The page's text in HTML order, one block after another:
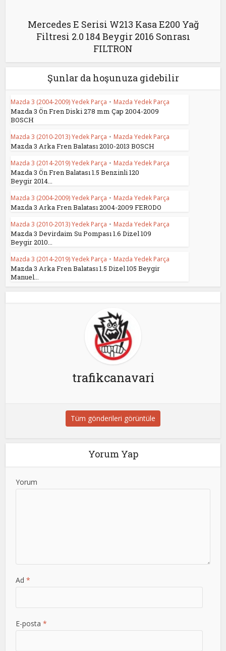
Mercedes E Serisi W213 Kasa E200 Yağ
Filtresi 2.0 184 Beygir 2016 Sonrası
FILTRON
Şunlar da hoşunuza gidebilir
Mazda 3 (2004-2009) Yedek Parça • Mazda Yedek Parça
Mazda 3 Ön Fren Diski 278 mm Çap 2004-2009
BOSCH
Mazda 3 (2010-2013) Yedek Parça • Mazda Yedek Parça
Mazda 3 Arka Fren Balatası 2010-2013 BOSCH
Mazda 3 (2014-2019) Yedek Parça • Mazda Yedek Parça
Mazda 3 Ön Fren Balatası 1.5 Benzinli 120
Beygir 2014...
Mazda 3 (2004-2009) Yedek Parça • Mazda Yedek Parça
Mazda 3 Arka Fren Balatası 2004-2009 FERODO
Mazda 3 (2010-2013) Yedek Parça • Mazda Yedek Parça
Mazda 3 Devirdaim Su Pompası 1.6 Dizel 109
Beygir 2010...
Mazda 3 (2014-2019) Yedek Parça • Mazda Yedek Parça
Mazda 3 Arka Fren Balatası 1.5 Dizel 105 Beygir
Manuel...
trafikcanavari
Tüm gönderileri görüntüle
Yorum Yap
Yorum
Ad*
E-posta*